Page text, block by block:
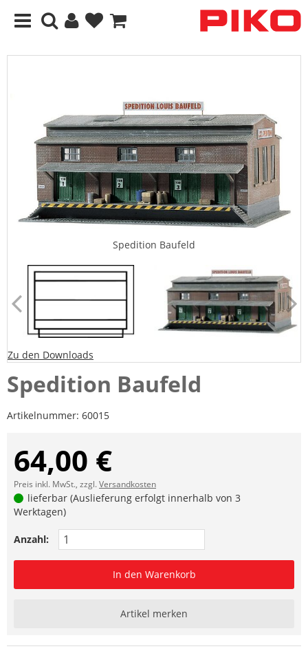
Spedition Baufeld
Zu den Downloads
Spedition Baufeld
Artikelnummer: 60015
64,00 €
Preis inkl. MwSt., zzgl.Versandkosten
lieferbar (Auslieferung erfolgt innerhalb von 3
Werktagen)
Anzahl:
In den Warenkorb
Artikel merken